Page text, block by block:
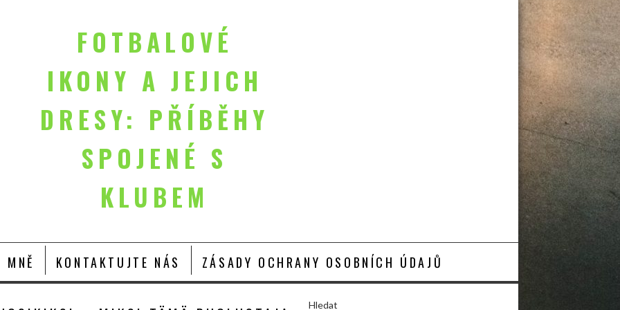
FOTBALOVÉ
IKONY A JEJICH
DRESY: PŘÍBĚHY
SPOJENÉ S
KLUBEM
MNĚ KONTAKTUJTE NÁS ZÁSADY OCHRANY OSOBNÍCH ÚDAJŮ
Hledat